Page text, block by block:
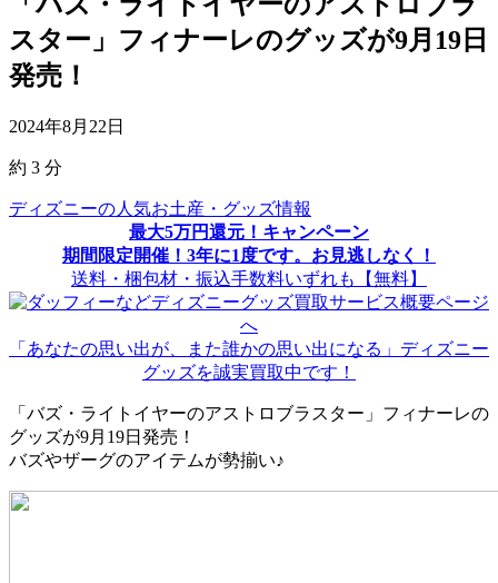
スター」フィナーレのグッズが9月19日
発売！
2024年8月22日
約 3 分
ディズニーの人気お土産・グッズ情報
最大5万円還元！キャンペーン
期間限定開催！3年に1度です。お見逃しなく！
送料・梱包材・振込手数料いずれも【無料】
「あなたの思い出が、また誰かの思い出になる」ディズニー
グッズを誠実買取中です！
「バズ・ライトイヤーのアストロブラスター」フィナーレの
グッズが9月19日発売！
バズやザーグのアイテムが勢揃い♪